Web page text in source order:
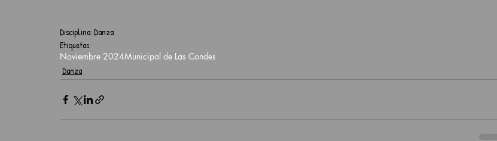
Disciplina: Danza
Etiquetas:
Noviembre 2024Municipal de Las Condes
Danza